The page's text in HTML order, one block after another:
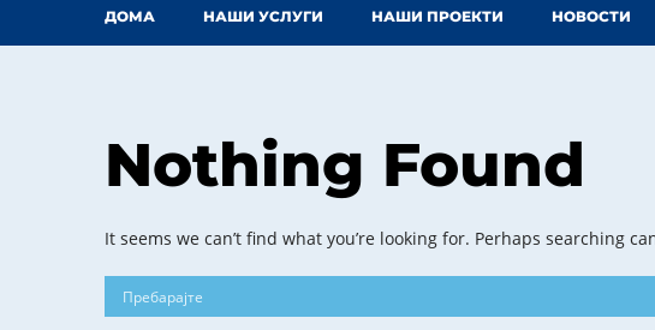
ДОМА НАШИ УСЛУГИ НАШИ ПРОЕКТИ НОВОСТИ
Nothing Found
It seems we can’t find what you’re looking for. Perhaps searching